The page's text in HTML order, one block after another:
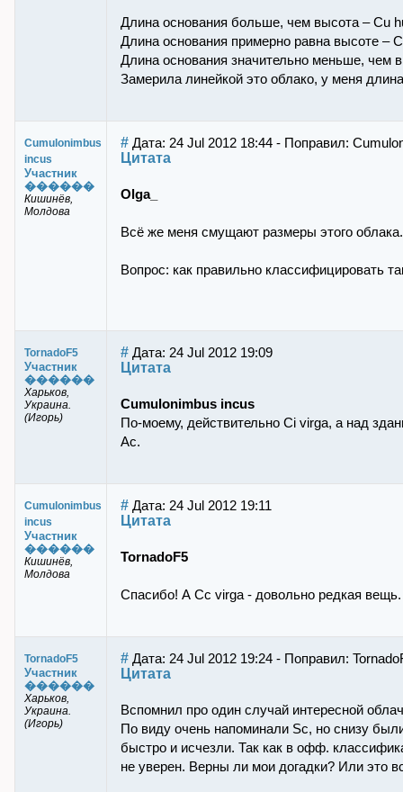
Длина основания больше, чем высота – Cu
Длина основания примерно равна высоте –
Длина основания значительно меньше, чем
Замерила линейкой это облако, у меня
Cumulonimbus
incus
Участник
������
Кишинёв,
Молдова
# Дата: 24 Jul 2012 18:44 - Поправил:
Цитата
Olga_
Всё же меня смущают размеры этого облака.
Вопрос: как правильно классифицировать
TornadoF5
Участник
������
Харьков,
Украина.
(Игорь)
# Дата: 24 Jul 2012 19:09
Цитата
Cumulonimbus incus
По-моему, действительно Сi virga, а над
Ас.
Cumulonimbus
incus
Участник
������
Кишинёв,
Молдова
# Дата: 24 Jul 2012 19:11
Цитата
TornadoF5
Спасибо! А Cc virga - довольно редкая вещь.
TornadoF5
Участник
������
Харьков,
Украина.
(Игорь)
# Дата: 24 Jul 2012 19:24 - Поправил:
Цитата
Вспомнил про один случай интересной
По виду очень напоминали Sc, но снизу
быстро и исчезли. Так как в офф.
не уверен. Верны ли мои догадки? Или это